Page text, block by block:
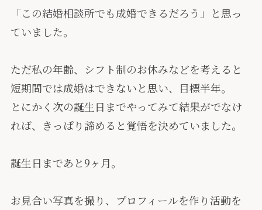
「この結婚相談所でも成婚できるだろう」と思っ
ていました。
ただ私の年齢、シフト制のお休みなどを考えると
短期間では成婚はできないと思い、目標半年。
とにかく次の誕生日までやってみて結果がでなけ
れば、きっぱり諦めると覚悟を決めていました。
誕生日まであと9ヶ月。
お見合い写真を撮り、プロフィールを作り活動を